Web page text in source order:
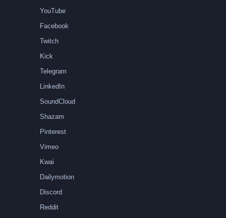
YouTube
Facebook
Twitch
Kick
Telegram
LinkedIn
SoundCloud
Shazam
Pinterest
Vimeo
Kwai
Dailymotion
Discord
Reddit